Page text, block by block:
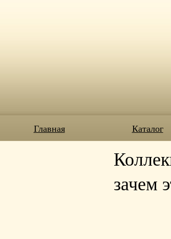
Главная Каталог
зачем